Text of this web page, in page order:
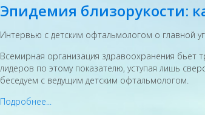
Эпидемия близорукости:
Интервью с детским офтальмологом о главной
Всемирная организация здравоохранения бьет
лидеров по этому показателю, уступая лишь
беседуем с ведущим детским офтальмологом.
Подробнее...